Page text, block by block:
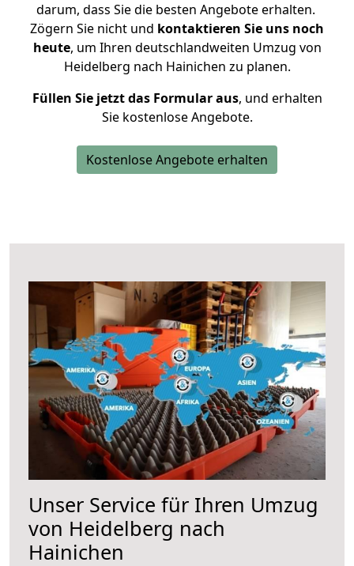
darum, dass Sie die besten Angebote erhalten.
Zögern Sie nicht und kontaktieren Sie uns noch
heute, um Ihren deutschlandweiten Umzug von
Heidelberg nach Hainichen zu planen.
Füllen Sie jetzt das Formular aus, und erhalten
Sie kostenlose Angebote.
Kostenlose Angebote erhalten
Unser Service für Ihren Umzug
von Heidelberg nach
Hainichen